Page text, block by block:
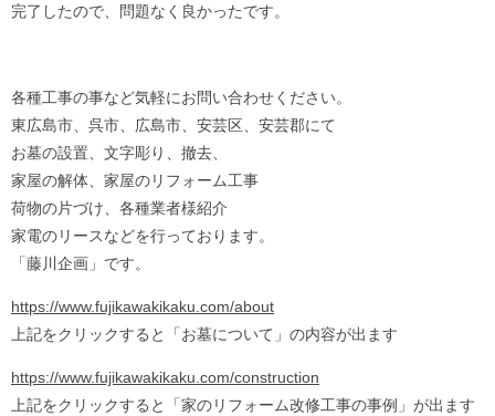
完了したので、問題なく良かったです。
各種工事の事など気軽にお問い合わせください。
東広島市、呉市、広島市、安芸区、安芸郡にて
お墓の設置、文字彫り、撤去、
家屋の解体、家屋のリフォーム工事
荷物の片づけ、各種業者様紹介
家電のリースなどを行っております。
「藤川企画」です。
https://www.fujikawakikaku.com/about
上記をクリックすると「お墓について」の内容が出ます
https://www.fujikawakikaku.com/construction
上記をクリックすると「家のリフォーム改修工事の事例」が出ます